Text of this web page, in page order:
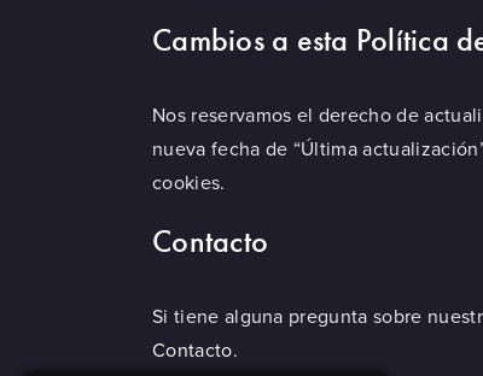
Cambios a esta Política
Nos reservamos el derecho de
nueva fecha de “Última
cookies.
Contacto
Si tiene alguna pregunta sobre
Contacto.